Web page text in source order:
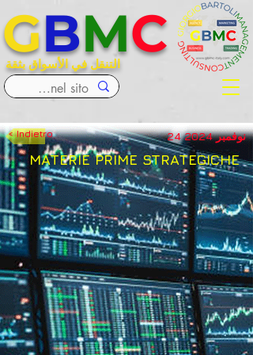
التنقل في الأسواق بثقة
GBMC
< Indietro 24 نوفمبر 2024
MATERIE PRIME STRATEGICHE